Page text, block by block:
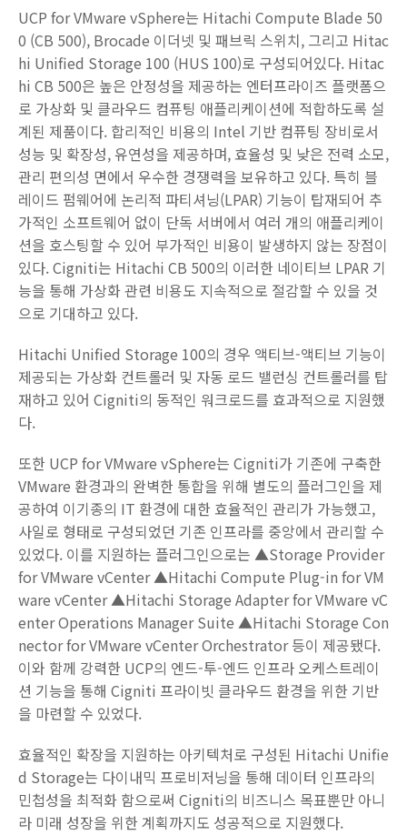
UCP for VMware vSphere는 Hitachi Compute Blade 50
0 (CB 500), Brocade 이더넷 및 패브릭 스위치, 그리고 Hitac
hi Unified Storage 100 (HUS 100)로 구성되어있다. Hitac
hi CB 500은 높은 안정성을 제공하는 엔터프라이즈 플랫폼으
로 가상화 및 클라우드 컴퓨팅 애플리케이션에 적합하도록 설
계된 제품이다. 합리적인 비용의 Intel 기반 컴퓨팅 장비로서
성능 및 확장성, 유연성을 제공하며, 효율성 및 낮은 전력 소모,
관리 편의성 면에서 우수한 경쟁력을 보유하고 있다. 특히 블
레이드 펌웨어에 논리적 파티셔닝(LPAR) 기능이 탑재되어 추
가적인 소프트웨어 없이 단독 서버에서 여러 개의 애플리케이
션을 호스팅할 수 있어 부가적인 비용이 발생하지 않는 장점이
있다. Cigniti는 Hitachi CB 500의 이러한 네이티브 LPAR 기
능을 통해 가상화 관련 비용도 지속적으로 절감할 수 있을 것
으로 기대하고 있다.
Hitachi Unified Storage 100의 경우 액티브-액티브 기능이
제공되는 가상화 컨트롤러 및 자동 로드 밸런싱 컨트롤러를 탑
재하고 있어 Cigniti의 동적인 워크로드를 효과적으로 지원했
다.
또한 UCP for VMware vSphere는 Cigniti가 기존에 구축한
VMware 환경과의 완벽한 통합을 위해 별도의 플러그인을 제
공하여 이기종의 IT 환경에 대한 효율적인 관리가 가능했고,
사일로 형태로 구성되었던 기존 인프라를 중앙에서 관리할 수
있었다. 이를 지원하는 플러그인으로는 ▲Storage Provider
for VMware vCenter ▲Hitachi Compute Plug-in for VM
ware vCenter ▲Hitachi Storage Adapter for VMware vC
enter Operations Manager Suite ▲Hitachi Storage Con
nector for VMware vCenter Orchestrator 등이 제공됐다.
이와 함께 강력한 UCP의 엔드-투-엔드 인프라 오케스트레이
션 기능을 통해 Cigniti 프라이빗 클라우드 환경을 위한 기반
을 마련할 수 있었다.
효율적인 확장을 지원하는 아키텍처로 구성된 Hitachi Unifie
d Storage는 다이내믹 프로비저닝을 통해 데이터 인프라의
민첩성을 최적화 함으로써 Cigniti의 비즈니스 목표뿐만 아니
라 미래 성장을 위한 계획까지도 성공적으로 지원했다.